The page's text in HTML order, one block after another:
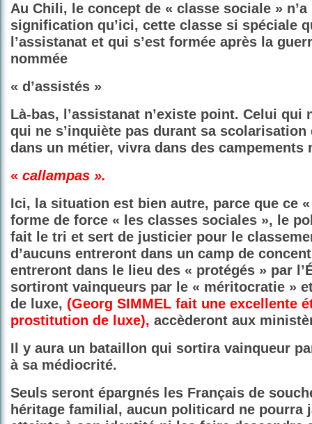
Au Chili, le concept de « classe sociale » n’a
signification qu’ici, cette classe si spéciale
l’assistanat et qui s’est formée après la
nommée
« d’assistés »
Là-bas, l’assistanat n’existe point. Celui qui
qui ne s’inquiète pas durant sa scolarisation
dans un métier, vivra dans des campements
« callampas ».
Ici, la situation est bien autre, parce que ce
forme de force « les classes sociales », le
fait le tri et sert de justicier pour le
d’aucuns entreront dans un camp de
entreront dans le lieu des « protégés » par
sortiront vainqueurs par le « méritocratie »
de luxe, (Georg SIMMEL fait une excellente
prostitution de luxe), accèderont aux
Il y aura un bataillon qui sortira vainqueur
à sa médiocrité.
Seuls seront épargnés les Français de
héritage familial, aucun politicard ne pourra